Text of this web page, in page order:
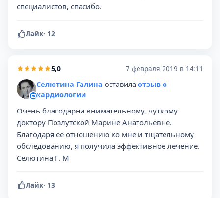
специалистов, спасибо.
Лайк· 12
5,0 7 февраля 2019 в 14:11
Селютина Галина оставила отзыв о
кардиологии
Очень благодарна внимательному, чуткому
доктору Позлутской Марине Анатольевне.
Благодаря ее отношению ко мне и тщательному
обследованию, я получила эффективное лечение.
Селютина Г. М
Лайк· 13